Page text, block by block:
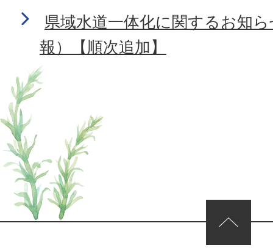
県域水道一体化に関するお知
報）【順次追加】
ページの先頭へ